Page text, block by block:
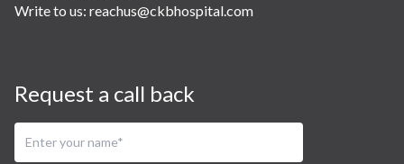
Write to us: reachus@ckbhospital.com
Request a call back